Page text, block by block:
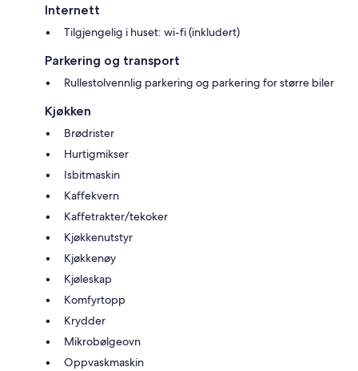
Internett
Tilgjengelig i huset: wi-fi (inkludert)
Parkering og transport
Rullestolvennlig parkering og parkering for større biler
Kjøkken
Brødrister
Hurtigmikser
Isbitmaskin
Kaffekvern
Kaffetrakter/tekoker
Kjøkkenutstyr
Kjøkkenøy
Kjøleskap
Komfyrtopp
Krydder
Mikrobølgeovn
Oppvaskmaskin